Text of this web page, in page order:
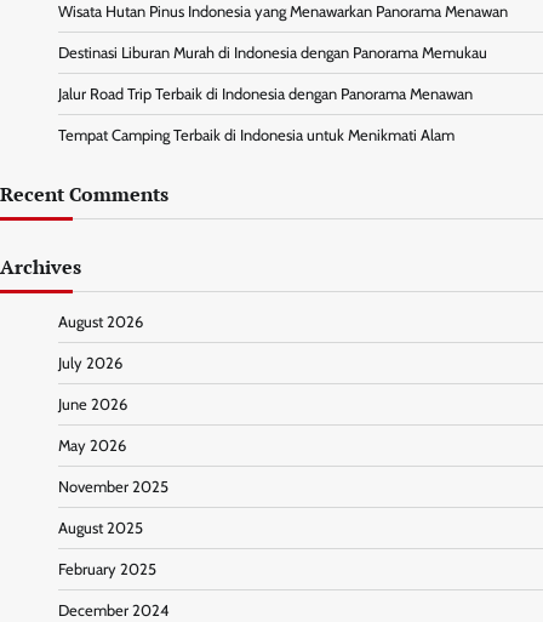
Wisata Hutan Pinus Indonesia yang Menawarkan Panorama Menawan
Destinasi Liburan Murah di Indonesia dengan Panorama Memukau
Jalur Road Trip Terbaik di Indonesia dengan Panorama Menawan
Tempat Camping Terbaik di Indonesia untuk Menikmati Alam
Recent Comments
Archives
August 2026
July 2026
June 2026
May 2026
November 2025
August 2025
February 2025
December 2024